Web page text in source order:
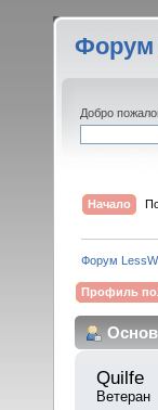
Форум
Добро
Начало
Форум
Профиль
Quilfe
Ветеран